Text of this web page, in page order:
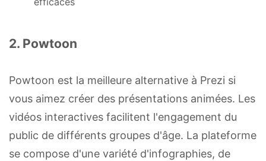
2. Powtoon
Powtoon est la meilleure alternative à Prezi si
vous aimez créer des présentations animées. Les
vidéos interactives facilitent l'engagement du
public de différents groupes d'âge. La plateforme
se compose d'une variété d'infographies, de